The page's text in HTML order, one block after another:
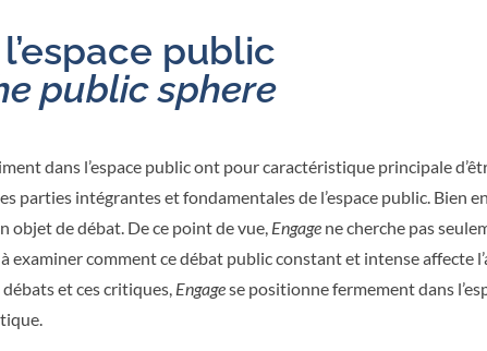
public
public sphere
dans l’espace public ont pour caractéristique principale
parties intégrantes et fondamentales de l’espace public. Bien
objet de débat. De ce point de vue, Engage ne cherche pas
examiner comment ce débat public constant et intense affecte
et ces critiques, Engagese positionne fermement dans